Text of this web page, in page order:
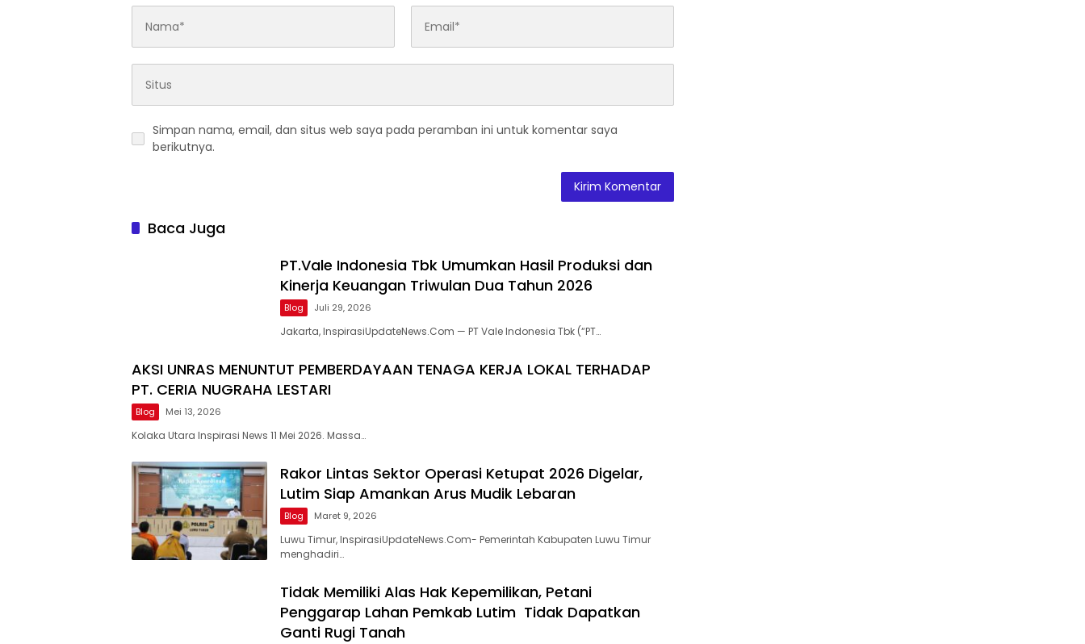
Simpan nama, email, dan situs web saya pada peramban ini untuk komentar saya
berikutnya.
Baca Juga
PT.Vale Indonesia Tbk Umumkan Hasil Produksi dan
Kinerja Keuangan Triwulan Dua Tahun 2026
Blog Juli 29, 2026
Jakarta, InspirasiUpdateNews.Com — PT Vale Indonesia Tbk (“PT…
AKSI UNRAS MENUNTUT PEMBERDAYAAN TENAGA KERJA LOKAL TERHADAP
PT. CERIA NUGRAHA LESTARI
Blog Mei 13, 2026
Kolaka Utara Inspirasi News 11 Mei 2026. Massa…
Rakor Lintas Sektor Operasi Ketupat 2026 Digelar,
Lutim Siap Amankan Arus Mudik Lebaran
Blog Maret 9, 2026
Luwu Timur, InspirasiUpdateNews.Com- Pemerintah Kabupaten Luwu Timur
menghadiri…
Tidak Memiliki Alas Hak Kepemilikan, Petani
Penggarap Lahan Pemkab Lutim Tidak Dapatkan
Ganti Rugi Tanah